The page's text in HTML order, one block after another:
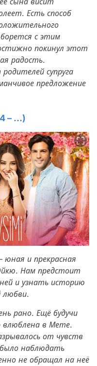
Есть способ
с этим
покинул этот
радость.
супруга
предложение
– ...)
юная и прекрасная
Нам предстоит
и узнать историю
любви.
рано. Ещё будучи
влюблена в Мете.
от чувств
наблюдать
не обращал на неё